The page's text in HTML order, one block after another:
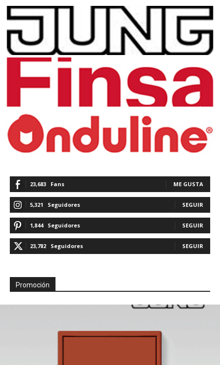
23,683 Fans ME GUSTA
5,321 Seguidores SEGUIR
1,844 Seguidores SEGUIR
23,782 Seguidores SEGUIR
Promoción